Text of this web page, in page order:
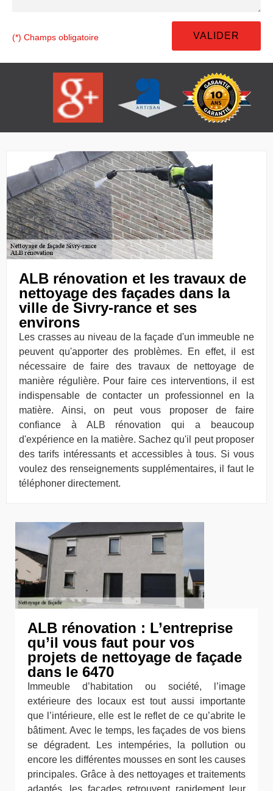
(*) Champs obligatoire
ALB rénovation et les travaux de
nettoyage des façades dans la
ville de Sivry-rance et ses
environs
Les crasses au niveau de la façade d'un immeuble ne
peuvent qu'apporter des problèmes. En effet, il est
nécessaire de faire des travaux de nettoyage de
manière régulière. Pour faire ces interventions, il est
indispensable de contacter un professionnel en la
matière. Ainsi, on peut vous proposer de faire
confiance à ALB rénovation qui a beaucoup
d'expérience en la matière. Sachez qu'il peut proposer
des tarifs intéressants et accessibles à tous. Si vous
voulez des renseignements supplémentaires, il faut le
téléphoner directement.
ALB rénovation : L’entreprise
qu’il vous faut pour vos
projets de nettoyage de façade
dans le 6470
Immeuble d’habitation ou société, l’image
extérieure des locaux est tout aussi importante
que l’intérieure, elle est le reflet de ce qu’abrite le
bâtiment. Avec le temps, les façades de vos biens
se dégradent. Les intempéries, la pollution ou
encore les différentes mousses en sont les causes
principales. Grâce à des nettoyages et traitements
adaptés, les façades retrouvent rapidement leur